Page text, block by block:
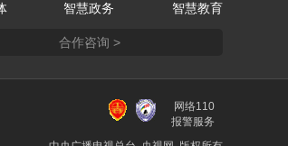
智慧政务 智慧教育
合作咨询 >
网络110
报警服务